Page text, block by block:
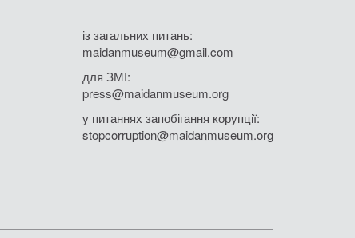
із загальних питань:
maidanmuseum@gmail.com
для ЗМІ:
press@maidanmuseum.org
у питаннях запобігання корупції:
stopcorruption@maidanmuseum.org